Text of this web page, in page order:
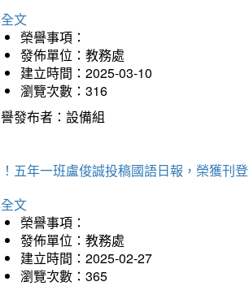
文
榮譽事項：
發佈單位：教務處
建立時間：2025-03-10
瀏覽次數：316
發布者：設備組
五年一班盧俊誠投稿國語日報，榮獲刊登
文
榮譽事項：
發佈單位：教務處
建立時間：2025-02-27
瀏覽次數：365